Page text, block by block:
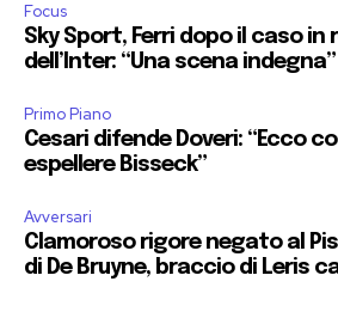
Focus
Sky Sport, Ferri dopo il caso in
dell’Inter: “Una scena indegna”
Primo Piano
Cesari difende Doveri: “Ecco
espellere Bisseck”
Avversari
Clamoroso rigore negato al
di De Bruyne, braccio di Leris